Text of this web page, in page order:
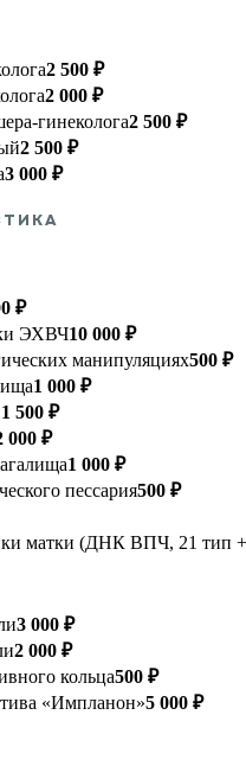
2 500 ₽
2 000 ₽
гинеколога2 500 ₽
2 500 ₽
3 000 ₽
₽
ЭХВЧ10 000 ₽
манипуляциях500 ₽
1 000 ₽
1 500 ₽
000 ₽
1 000 ₽
пессария500 ₽
матки (ДНК ВПЧ, 21 тип +
3 000 ₽
2 000 ₽
кольца500 ₽
«Импланон»5 000 ₽